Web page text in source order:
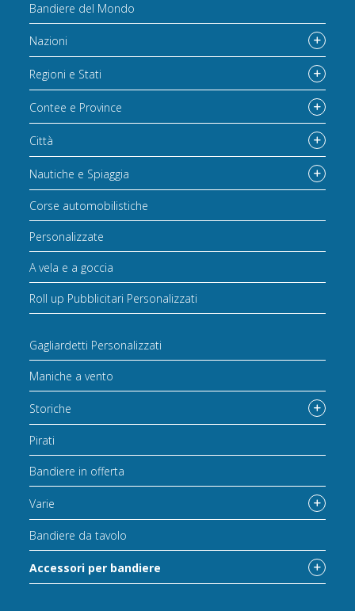
Bandiere del Mondo
Nazioni
Regioni e Stati
Contee e Province
Città
Nautiche e Spiaggia
Corse automobilistiche
Personalizzate
A vela e a goccia
Roll up Pubblicitari Personalizzati
Gagliardetti Personalizzati
Maniche a vento
Storiche
Pirati
Bandiere in offerta
Varie
Bandiere da tavolo
Accessori per bandiere